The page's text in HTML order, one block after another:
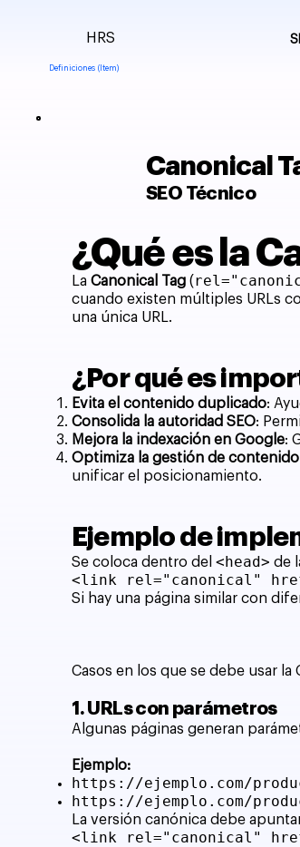
Definiciones (Item)
HRS
Canonical
SEO Técnico
¿Qué es la
LaCanonical Tag (
cuando existen múltiples URLs
una única URL.
¿Por qué es
Evita el contenido duplicado:
Consolida la autoridad SEO:
Mejora la indexación en Google:
Optimiza la gestión de
unificar el posicionamiento.
Ejemplo de
Se coloca dentro del<head> de
<link rel="canonical"
Si hay una página similar con
Casos en los que se debe usar la
1. URLs con parámetros
Algunas páginas generan
Ejemplo:
https://ejemplo.com/
https://ejemplo.com/
La versión canónica debe
<link rel="canonical"